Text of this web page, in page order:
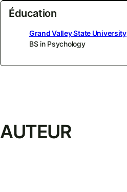
Éducation
Grand Valley State University
BS in Psychology
AUTEUR